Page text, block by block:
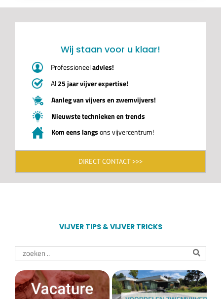
Wij staan voor u klaar!
Professioneeladvies!
Al25 jaar vijver expertise!
Aanleg van vijvers en zwemvijvers!
Nieuwste technieken en trends
Kom eens langsons vijvercentrum!
DIRECT CONTACT >>>
VIJVER TIPS & VIJVER TRICKS